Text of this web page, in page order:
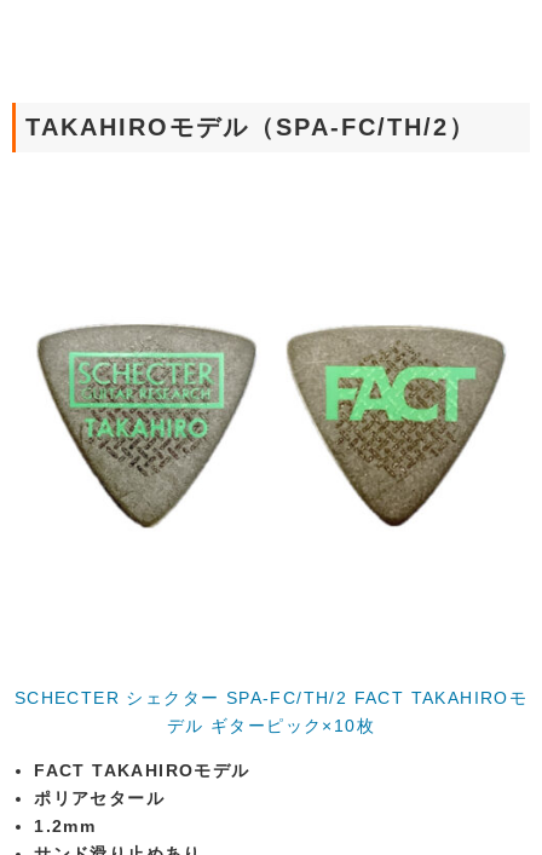
TAKAHIROモデル（SPA-FC/TH/2）
SCHECTER シェクター SPA-FC/TH/2 FACT TAKAHIROモ
デル ギターピック×10枚
FACT TAKAHIROモデル
ポリアセタール
1.2mm